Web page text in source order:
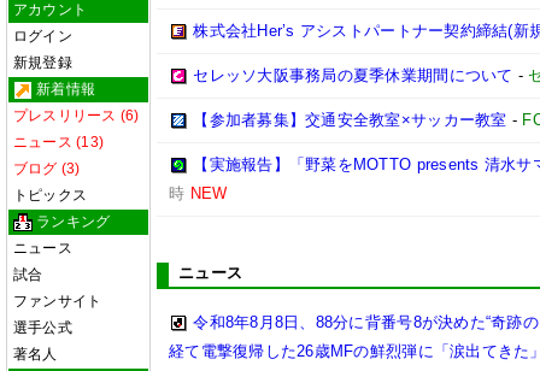
アカウント
ログイン
新規登録
新着情報
プレスリリース (6)
ニュース (13)
ブログ (3)
トピックス
ランキング
ニュース
試合
ファンサイト
選手公式
著名人
株式会社Her’s アシストパートナー契約締結(新
セレッソ大阪事務局の夏季休業期間について -
【参加者募集】交通安全教室×サッカー教室 -
【実施報告】「野菜をMOTTO presents 清水
時 NEW
ニュース
令和8年8月8日、88分に背番号8が決めた“奇跡
経て電撃復帰した26歳MFの鮮烈弾に「涙出てきた